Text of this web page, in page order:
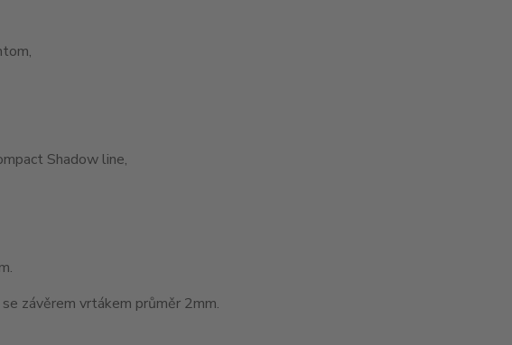
Shadow line,
závěrem vrtákem průměr 2mm.